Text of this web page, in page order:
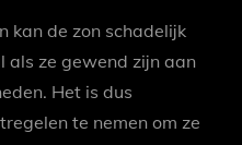
kan de zon schadelijk
als ze gewend zijn aan
Het is dus
te nemen om ze